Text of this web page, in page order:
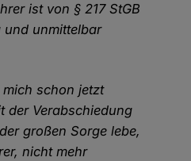
ist von § 217 StGB
und unmittelbar
schon jetzt
der Verabschiedung
großen Sorge lebe,
nicht mehr